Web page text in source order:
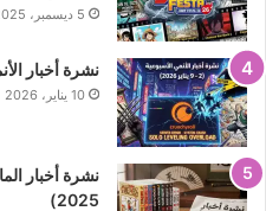
5 ديسمبر، 2025
نشرة أخبار الأنمي
10 يناير، 2026
2025)